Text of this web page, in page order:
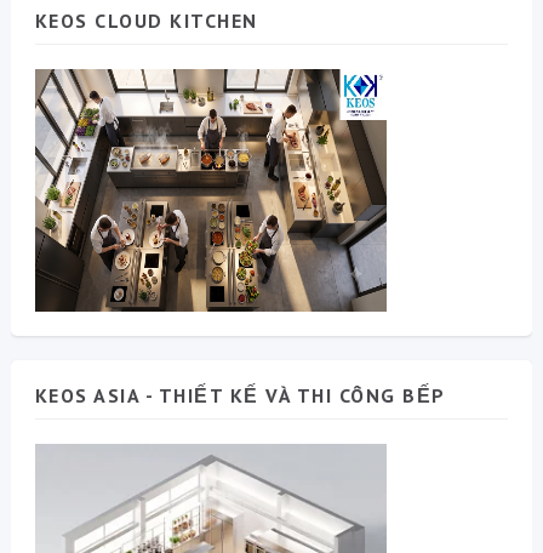
KEOS CLOUD KITCHEN
KEOS ASIA - THIẾT KẾ VÀ THI CÔNG BẾP